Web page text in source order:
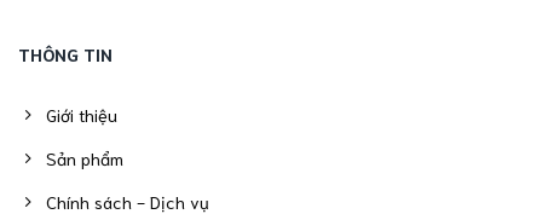
THÔNG TIN
Giới thiệu
Sản phẩm
Chính sách - Dịch vụ